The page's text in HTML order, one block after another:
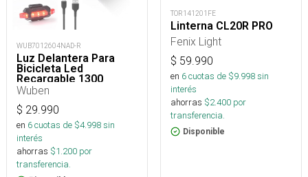
WUB7012604NAD-R
Luz Delantera Para
Bicicleta Led
Recargable 1300
Lúmenes
Wuben
$ 29.990
en 6cuotas de $4.998sin
interés
ahorras $1.200 por
transferencia.
TOR141201FE
Linterna CL20R PRO
Fenix Light
$ 59.990
en 6cuotas de $9.998sin
interés
ahorras $2.400 por
transferencia.
Disponible